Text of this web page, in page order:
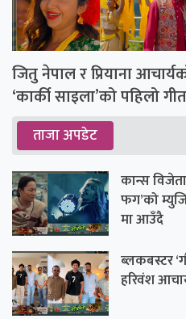
जितु नेपाल र प्रियाना
‘कार्की साइला’को पहिलो
ताजा अपडेट
कान्स
फग’को
मा आउँदै
ब्लकबस्टर
हरिवंश